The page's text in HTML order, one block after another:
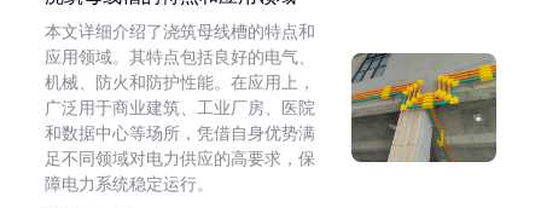
本文详细介绍了浇筑母线槽的特点和
应用领域。其特点包括良好的电气、
机械、防火和防护性能。在应用上，
广泛用于商业建筑、工业厂房、医院
和数据中心等场所，凭借自身优势满
足不同领域对电力供应的高要求，保
障电力系统稳定运行。